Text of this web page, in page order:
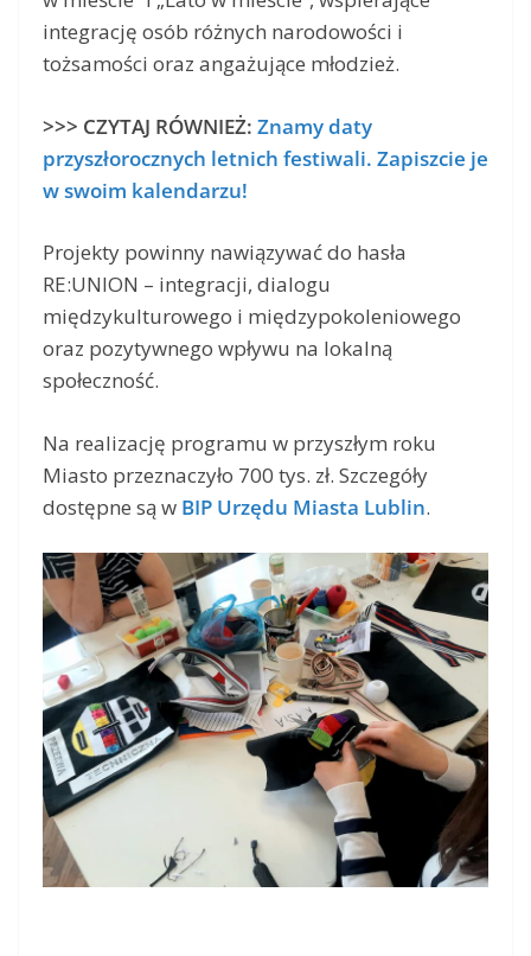
integrację osób różnych narodowości i
tożsamości oraz angażujące młodzież.
>>> CZYTAJ RÓWNIEŻ: Znamy daty
przyszłorocznych letnich festiwali. Zapiszcie je
w swoim kalendarzu!
Projekty powinny nawiązywać do hasła
RE:UNION – integracji, dialogu
międzykulturowego i międzypokoleniowego
oraz pozytywnego wpływu na lokalną
społeczność.
Na realizację programu w przyszłym roku
Miasto przeznaczyło 700 tys. zł. Szczegóły
dostępne są w BIP Urzędu Miasta Lublin.